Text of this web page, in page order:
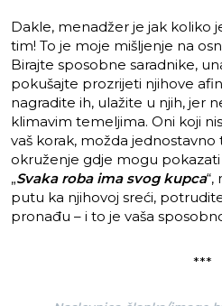
Dakle, menadžer je jak koliko
tim! To je moje mišljenje na
Birajte sposobne saradnike,
pokušajte prozrijeti njihove
nagradite ih, ulažite u njih, jer
klimavim temeljima. Oni koji
vaš korak, možda jednostavno
okruženje gdje mogu
„Svaka roba ima svog kupca“,
putu ka njihovoj sreći,
pronađu – i to je vaša
***